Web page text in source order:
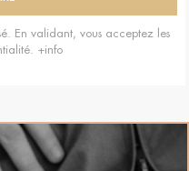
En validant, vous acceptez les
+info